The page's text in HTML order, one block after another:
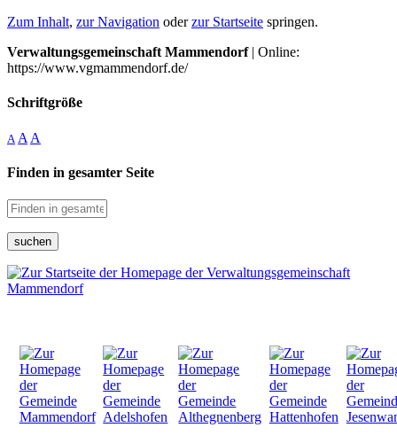
Zum Inhalt, zur Navigation oderzur Startseite springen.
Verwaltungsgemeinschaft Mammendorf| Online:
https://www.vgmammendorf.de/
Schriftgröße
A A A
Finden in gesamter Seite
suchen